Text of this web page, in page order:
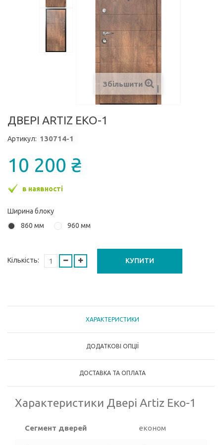
Збільшити
ДВЕРІ ARTIZ ЕКО-1
Артикул: 130714-1
10 200 ₴
в наявності
Ширина блоку
860 мм
960 мм
Кількість: КУПИТИ
ХАРАКТЕРИСТИКИ
ДОДАТКОВІ ОПЦІЇ
ДОСТАВКА ТА ОПЛАТА
Характеристики Двері Artiz Еко-1
Сегмент дверей економ